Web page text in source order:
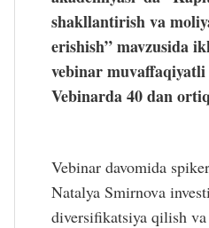
shakllantirish va
erishish” mavzusida
vebinar
Vebinarda 40 dan
Vebinar davomida
Natalya Smirnova
diversifikatsiya qilish